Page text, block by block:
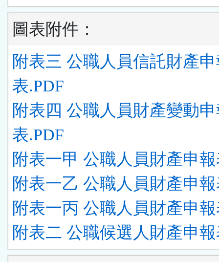
圖表附件：
附表三 公職人員信託財產
表.PDF
附表四 公職人員財產變動
表.PDF
附表一甲 公職人員財產申報
附表一乙 公職人員財產申報
附表一丙 公職人員財產申報
附表二 公職候選人財產申報